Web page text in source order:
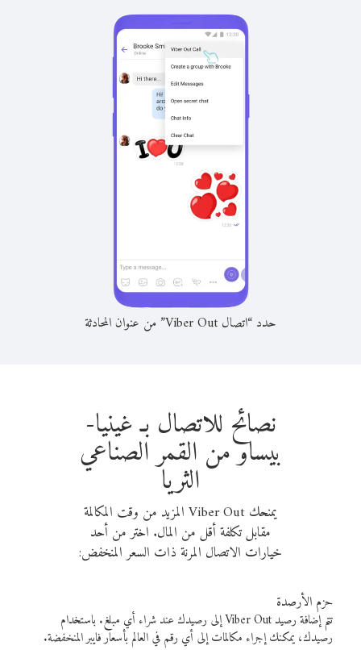
حدد “اتصال Viber Out” من عنوان المحادثة
نصائح للاتصال بـ غينيا-
بيساو من القمر الصناعي
الثريا
يمنحك Viber Out المزيد من وقت المكالمة
مقابل تكلفة أقل من المال. اختر من أحد
خيارات الاتصال المرنة ذات السعر المنخفض:
حزم الأرصدة
تتم إضافة رصيد Viber Out إلى رصيدك عند شراء أي مبلغ. باستخدام
رصيدك، يمكنك إجراء مكالمات إلى أي رقم في العالم بأسعار فايبر المنخفضة.